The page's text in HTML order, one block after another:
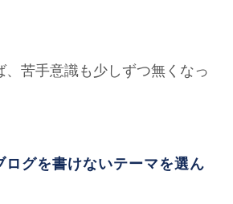
苦手意識も少しずつ無くなっ
ログを書けないテーマを選ん